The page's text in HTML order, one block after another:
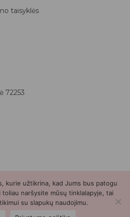
taisyklės
72253
| Svetainė sukurtaMyra.lt
kurie užtikrina, kad Jums bus patogu
naršysite mūsų tinklalapyje, tai
su slapukų naudojimu.